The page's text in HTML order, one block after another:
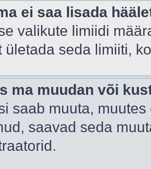
ei saa lisada
valikute limiidi
ületada seda limiiti,
ma muudan või
saab muuta,
saavad seda